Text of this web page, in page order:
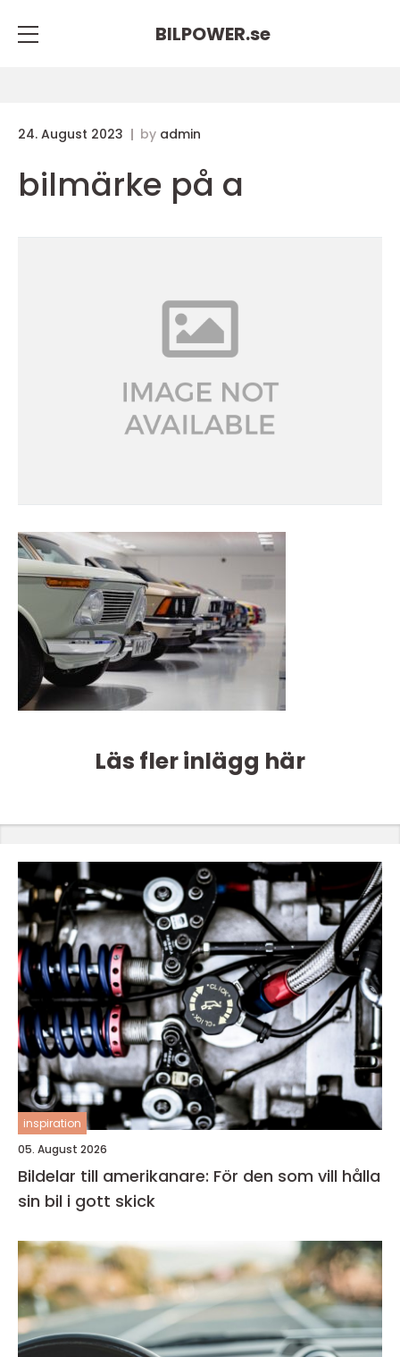
BILPOWER.se
24. August 2023 by admin
bilmärke på a
Läs fler inlägg här
inspiration
05. August 2026
Bildelar till amerikanare: För den som vill hålla
sin bil i gott skick